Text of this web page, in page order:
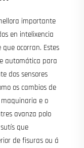
importante
en intelixencia
ocorran. Estes
automática para
dos sensores
os cambios de
e o
avanza polo
que
de fisuras ou á